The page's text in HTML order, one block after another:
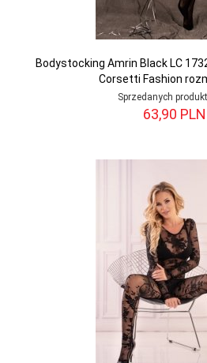
Bodystocking Amrin Black LC
Corsetti Fashion
Sprzedanych
63,90 PLN